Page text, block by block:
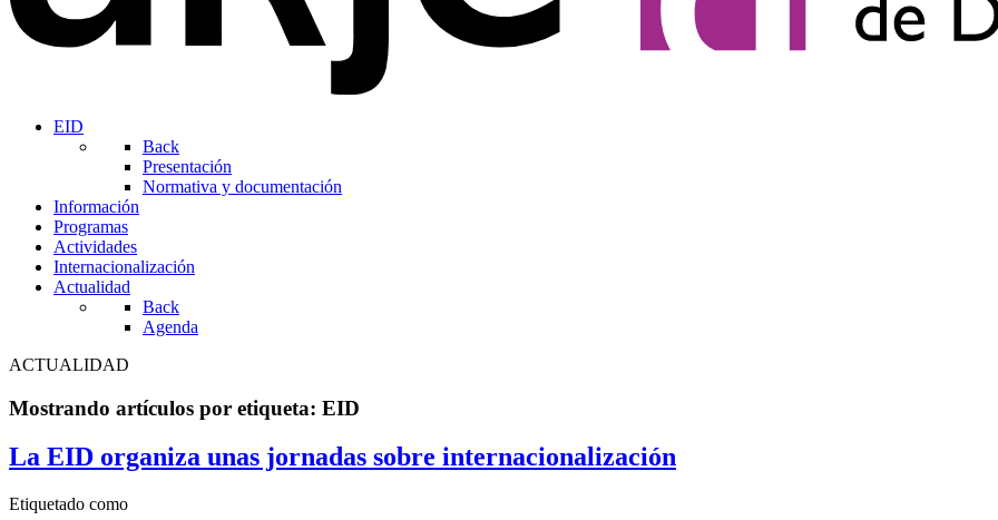
EID
Back
Presentación
Normativa y documentación
Información
Programas
Actividades
Internacionalización
Actualidad
Back
Agenda
ACTUALIDAD
Mostrando artículos por etiqueta: EID
La EID organiza unas jornadas sobre internacionalización
Etiquetado como